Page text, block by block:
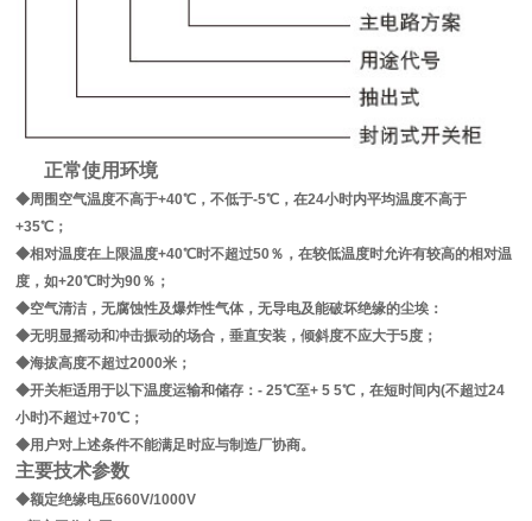
正常使用环境
◆周围空气温度不高于+40℃，不低于-5℃，在24小时内平均温度不高于
+35℃；
◆相对温度在上限温度+40℃时不超过50％，在较低温度时允许有较高的相对温
度，如+20℃时为90％；
◆空气清洁，无腐蚀性及爆炸性气体，无导电及能破坏绝缘的尘埃：
◆无明显摇动和冲击振动的场合，垂直安装，倾斜度不应大于5度；
◆海拔高度不超过2000米；
◆开关柜适用于以下温度运输和储存：- 25℃至+ 5 5℃，在短时间内(不超过24
小时)不超过+70℃；
◆用户对上述条件不能满足时应与制造厂协商。
主要技术参数
◆额定绝缘电压660V/1000V